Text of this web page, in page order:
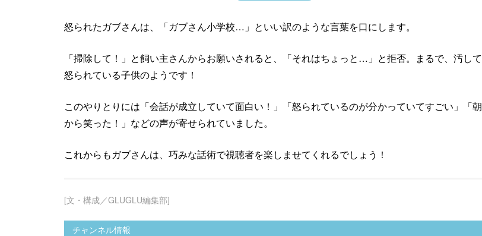
怒られたガブさんは、「ガブさん小学校…」といい訳のような言葉を口にします。
「掃除して！」と飼い主さんからお願いされると、「それはちょっと…」と拒否。まるで、汚して
怒られている子供のようです！
このやりとりには「会話が成立していて面白い！」「怒られているのが分かっていてすごい」「朝
から笑った！」などの声が寄せられていました。
これからもガブさんは、巧みな話術で視聴者を楽しませてくれるでしょう！
[文・構成／GLUGLU編集部]
チャンネル情報